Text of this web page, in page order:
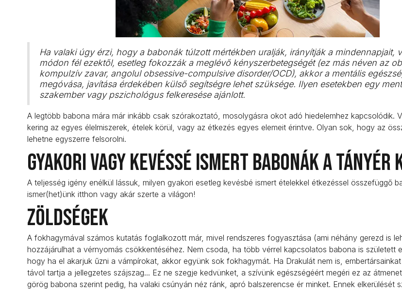
Ha valaki úgy érzi, hogy a babonák túlzott mértékben uralják, irányítják a mindennapjait,
módon fél ezektől, esetleg fokozzák a meglévő kényszerbetegségét (ez más néven az
kompulzív zavar, angolul obsessive-compulsive disorder/OCD), akkor a mentális
megóvása, javítása érdekében külső segítségre lehet szüksége. Ilyen esetekben egy
szakember vagy pszichológus felkeresése ajánlott.
A legtöbb babona mára már inkább csak szórakoztató, mosolygásra okot adó hiedelemhez kapcsolódik.
kering az egyes élelmiszerek, ételek körül, vagy az étkezés egyes elemeit érintve. Olyan sok, hogy az
lehetne egyszerre felsorolni.
Gyakori vagy kevéssé ismert babonák a
A teljesség igény enélkül lássuk, milyen gyakori esetleg kevésbé ismert ételekkel étkezéssel összefüggő
ismer(het)ünk itthon vagy akár szerte a világon!
Zöldségek
A fokhagymával számos kutatás foglalkozott már, mivel rendszeres fogyasztása (ami néhány gerezd is
hozzájárulhat a vérnyomás csökkentéséhez. Nem csoda, ha több vérrel kapcsolatos babona is született
hogy ha el akarjuk űzni a vámpírokat, akkor együnk sok fokhagymát. Ha Drakulát nem is,
távol tartja a jellegzetes szájszag... Ez ne szegje kedvünket, a szívünk egészségéért megéri ez az
görög babona szerint pedig, ha valaki csúnyán néz ránk, apró balszerencse ér minket. Ennek elkerülését